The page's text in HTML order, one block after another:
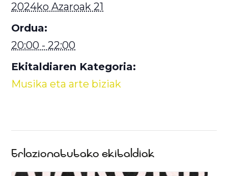
2024ko Azaroak 21
Ordua:
20:00 - 22:00
Ekitaldiaren Kategoria:
Musika eta arte biziak
Erlazionatutako ekitaldiak